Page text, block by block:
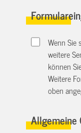
Wenn Sie
weitere
können
Weitere
oben
Allgemeine